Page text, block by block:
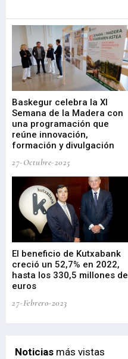
Baskegur celebra la XI
Semana de la Madera con
una programación que
reúne innovación,
formación y divulgación
27-Octubre-2025
El beneficio de Kutxabank
creció un 52,7% en 2022,
hasta los 330,5 millones de
euros
27-Febrero-2023
Noticias más vistas